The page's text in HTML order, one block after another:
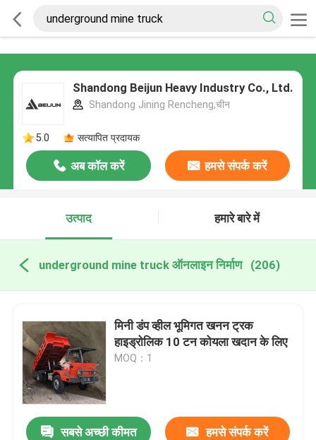
Shandong Beijun Heavy Industry Co., Ltd.
Shandong Jining Rencheng,चीन
5.0 सत्यापित प्रदायक
अब कॉल करें हमसे संपर्क करें
उत्पाद हमारे बारे में
underground mine truck ऑनलाइन निर्माण (206)
मिनी डंप व्हील भूमिगत खनन ट्रक
हाइड्रोलिक 10 टन कोयला खदान के लिए
MOQ：1
सबसे अच्छी कीमत हमसे संपर्क करें